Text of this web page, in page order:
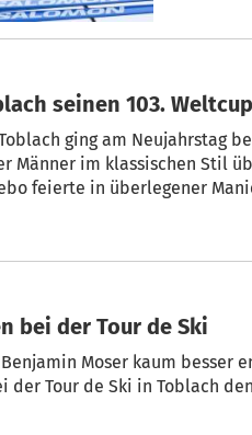
seinen 103.
ging am Neujahrstag
Männer im klassischen Stil
feierte in überlegener
bei der Tour de Ski
Moser kaum besser
der Tour de Ski in Toblach